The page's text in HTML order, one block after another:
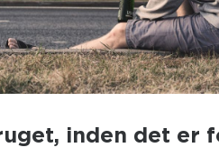
inden det er